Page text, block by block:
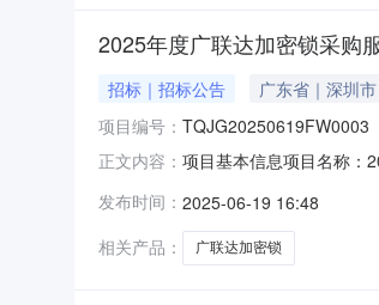
2025年度广联达加密锁采购
招标｜招标公告 广东省｜深圳
项目编号： TQJG20250619FW0003
正文内容： 项目基本信息项目名称：
工采购人联系电话：
发布时间： 2025-06-19 16:48
相关产品：
广联达加密锁